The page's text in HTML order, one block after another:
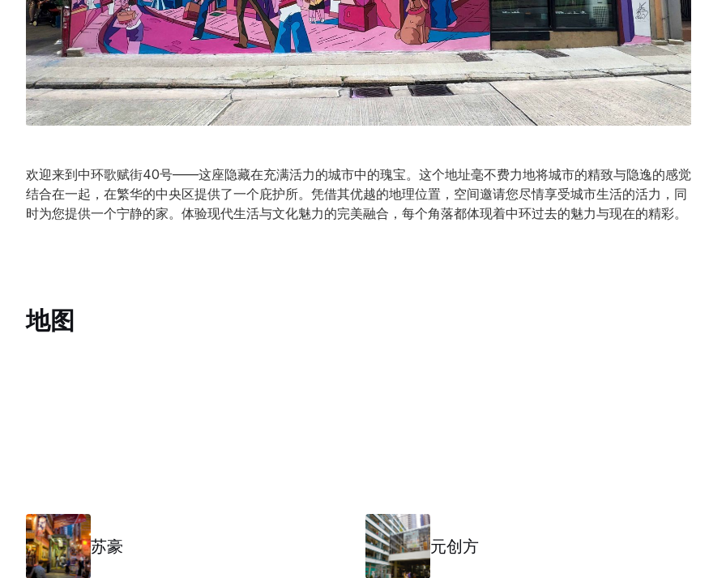
欢迎来到中环歌赋街40号——这座隐藏在充满活力的城市中的瑰宝。这个地址毫不费力地将城市的精致与隐逸的感觉
结合在一起，在繁华的中央区提供了一个庇护所。凭借其优越的地理位置，空间邀请您尽情享受城市生活的活力，同
时为您提供一个宁静的家。体验现代生活与文化魅力的完美融合，每个角落都体现着中环过去的魅力与现在的精彩。
地图
苏豪 元创方